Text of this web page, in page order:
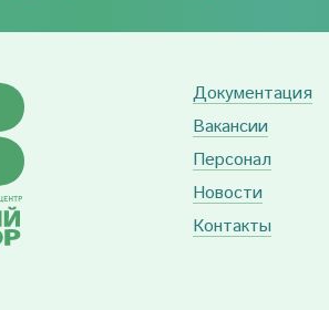
Документация
Вакансии
Персонал
Новости
Контакты